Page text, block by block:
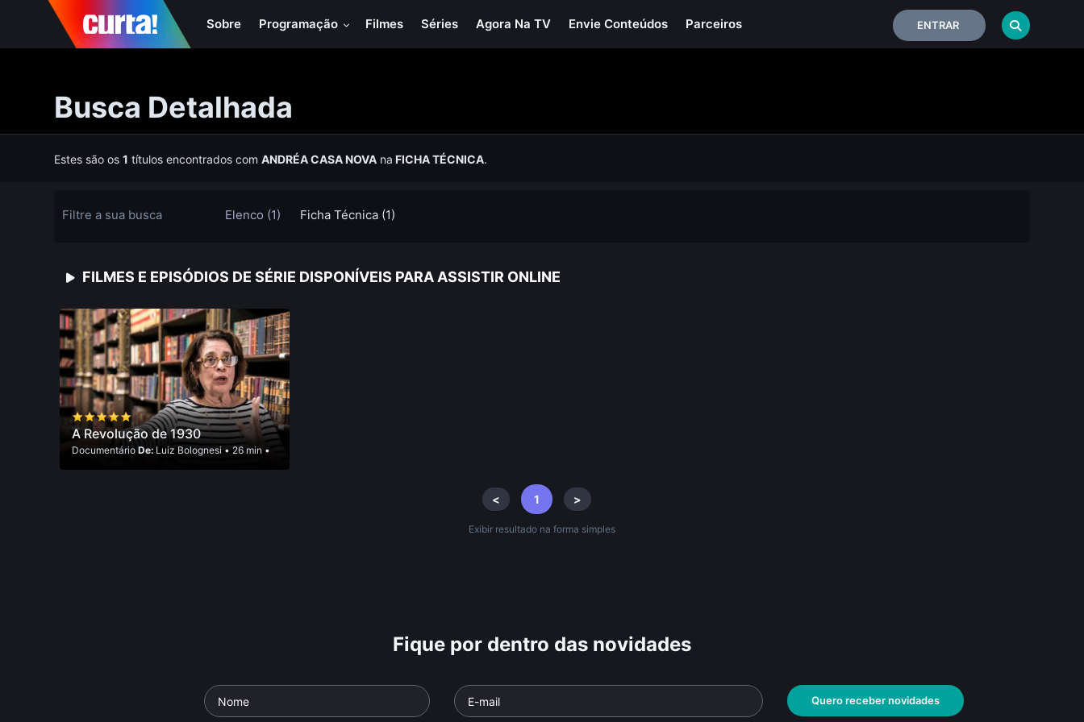
Sobre Programação Filmes Séries Agora Na TV Envie Conteúdos Parceiros ENTRAR
Busca Detalhada
Estes são os1 títulos encontrados comANDRÉA CASA NOVA na FICHA TÉCNICA.
Filtre a sua busca Elenco (1) Ficha Técnica (1)
FILMES E EPISÓDIOS DE SÉRIE DISPONÍVEIS PARA ASSISTIR ONLINE
A Revolução de 1930
Documentário De: Luiz Bolognesi •26 min •
< 1 >
Exibir resultado na forma simples
Fique por dentro das novidades
Quero receber novidades